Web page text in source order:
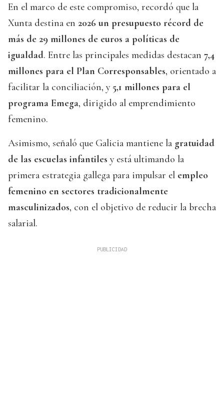
En el marco de este compromiso, recordó que la
Xunta destina en 2026 un presupuesto récord de
más de 29 millones de euros a políticas de
igualdad. Entre las principales medidas destacan 7,4
millones para el Plan Corresponsables, orientado a
facilitar la conciliación, y 5,1 millones para el
programa Emega, dirigido al emprendimiento
femenino.
Asimismo, señaló que Galicia mantiene la gratuidad
de las escuelas infantiles y está ultimando la
primera estrategia gallega para impulsar el empleo
femenino en sectores tradicionalmente
masculinizados, con el objetivo de reducir la brecha
salarial.